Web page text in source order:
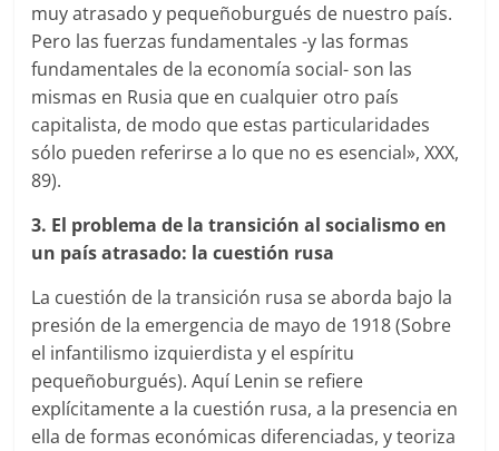
muy atrasado y pequeñoburgués de nuestro país.
Pero las fuerzas fundamentales -y las formas
fundamentales de la economía social- son las
mismas en Rusia que en cualquier otro país
capitalista, de modo que estas particularidades
sólo pueden referirse a lo que no es esencial», XXX,
89).
3. El problema de la transición al socialismo en
un país atrasado: la cuestión rusa
La cuestión de la transición rusa se aborda bajo la
presión de la emergencia de mayo de 1918 (Sobre
el infantilismo izquierdista y el espíritu
pequeñoburgués). Aquí Lenin se refiere
explícitamente a la cuestión rusa, a la presencia en
ella de formas económicas diferenciadas, y teoriza